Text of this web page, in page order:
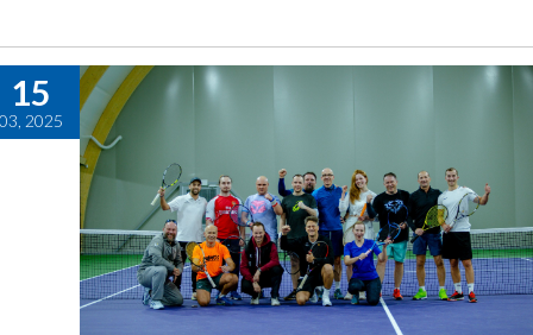
15
03, 2025